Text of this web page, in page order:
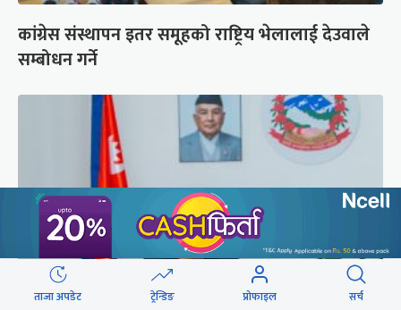
कांग्रेस संस्थापन इतर समूहको राष्ट्रिय भेलालाई देउवाले
सम्बोधन गर्ने
ताजा अपडेट ट्रेन्डिङ प्रोफाइल सर्च